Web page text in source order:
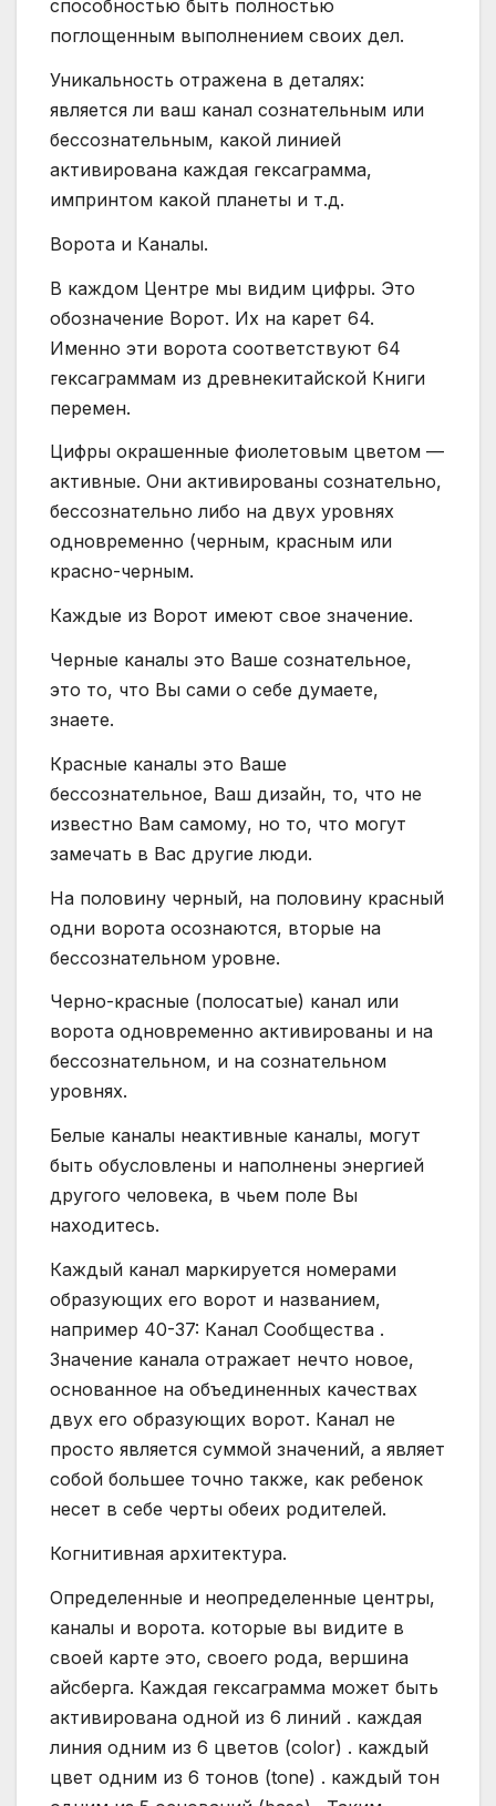
способностью быть полностью
поглощенным выполнением своих дел.
Уникальность отражена в деталях:
является ли ваш канал сознательным или
бессознательным, какой линией
активирована каждая гексаграмма,
импринтом какой планеты и т.д.
Ворота и Каналы.
В каждом Центре мы видим цифры. Это
обозначение Ворот. Их на карет 64.
Именно эти ворота соответствуют 64
гексаграммам из древнекитайской Книги
перемен.
Цифры окрашенные фиолетовым цветом —
активные. Они активированы сознательно,
бессознательно либо на двух уровнях
одновременно (черным, красным или
красно-черным.
Каждые из Ворот имеют свое значение.
Черные каналы это Ваше сознательное,
это то, что Вы сами о себе думаете,
знаете.
Красные каналы это Ваше
бессознательное, Ваш дизайн, то, что не
известно Вам самому, но то, что могут
замечать в Вас другие люди.
На половину черный, на половину красный
одни ворота осознаются, вторые на
бессознательном уровне.
Черно-красные (полосатые) канал или
ворота одновременно активированы и на
бессознательном, и на сознательном
уровнях.
Белые каналы неактивные каналы, могут
быть обусловлены и наполнены энергией
другого человека, в чьем поле Вы
находитесь.
Каждый канал маркируется номерами
образующих его ворот и названием,
например 40-37: Канал Сообщества .
Значение канала отражает нечто новое,
основанное на объединенных качествах
двух его образующих ворот. Канал не
просто является суммой значений, а являет
собой большее точно также, как ребенок
несет в себе черты обеих родителей.
Когнитивная архитектура.
Определенные и неопределенные центры,
каналы и ворота. которые вы видите в
своей карте это, своего рода, вершина
айсберга. Каждая гексаграмма может быть
активирована одной из 6 линий . каждая
линия одним из 6 цветов (color) . каждый
цвет одним из 6 тонов (tone) . каждый тон